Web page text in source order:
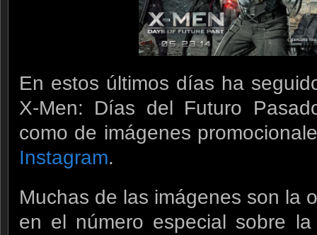
En estos últimos días ha
X-Men: Días del Futuro
como de imágenes
Instagram.
Muchas de las imágenes son la
en el número especial sobre